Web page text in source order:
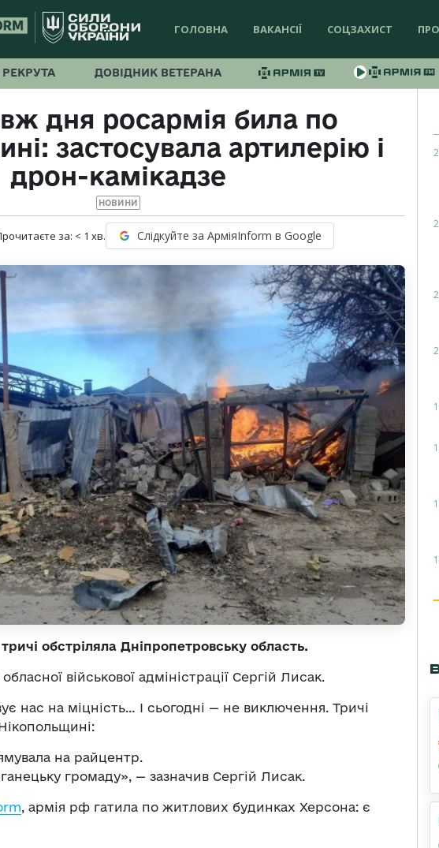
ГОЛОВНА ВАКАНСІЇ СОЦЗАХИСТ
ДОВІДНИК ВЕТЕРАНА
дня росармія била по
застосувала артилерію і
дрон-камікадзе
НОВИНИ
за: < 1 хв. Слідкуйте за АрміяInform в Google
обстріляла Дніпропетровську область.
обласної військової адміністрації Сергій Лисак.
нас на міцність… І сьогодні — не виключення. Тричі
на райцентр.
громаду», — зазначив Сергій Лисак.
, армія рф гатила по житлових будинках Херсона: є